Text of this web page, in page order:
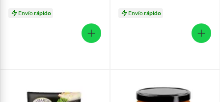
Envíorápido Envíorápido